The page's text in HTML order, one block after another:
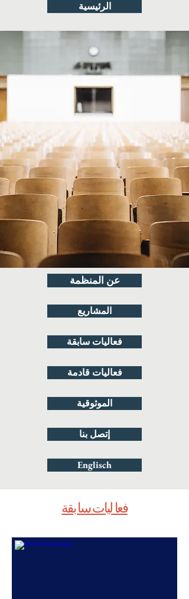
الرئيسية
عن المنظمة
المشاريع
فعاليات سابقة
فعاليات قادمة
الموثوقية
إتصل بنا
Englisch
فعا ليات سا بقة